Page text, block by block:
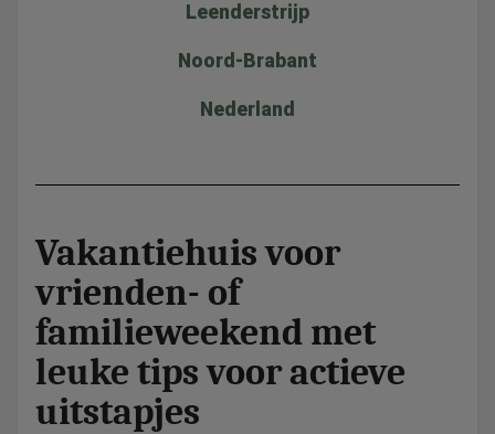
Leenderstrijp
Noord-Brabant
Nederland
Vakantiehuis voor
vrienden- of
familieweekend met
leuke tips voor actieve
uitstapjes